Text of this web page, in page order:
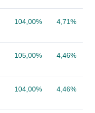
104,00% 4,71%
105,00% 4,46%
104,00% 4,46%